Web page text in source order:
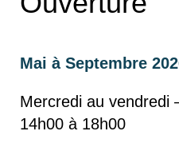
Mai à Septembre
Mercredi au vendredi
14h00 à 18h00